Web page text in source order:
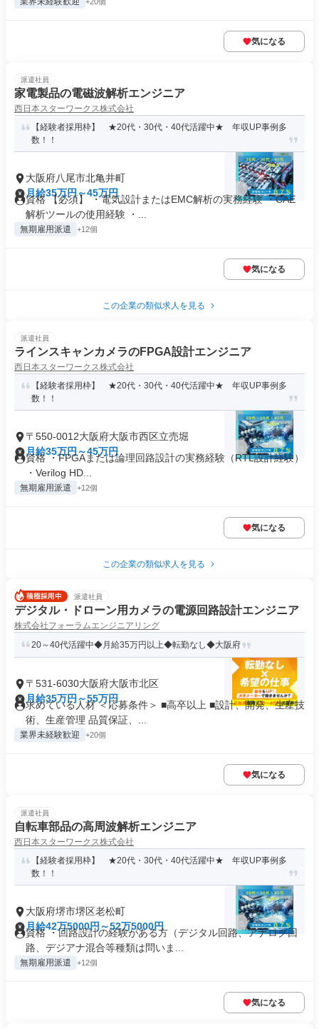
気になる
派遣社員
家電製品の電磁波解析エンジニア
西日本スターワークス株式会社
【経験者採用枠】 ★20代・30代・40代活躍中★ 年収UP事例多
数！！
大阪府八尾市北亀井町
月給35万円～45万円
資格 【必須】 ・電気設計またはEMC解析の実務経験 ・CAE
解析ツールの使用経験 ・...
無期雇用派遣 +12個
気になる
この企業の類似求人を見る
派遣社員
ラインスキャンカメラのFPGA設計エンジニア
西日本スターワークス株式会社
【経験者採用枠】 ★20代・30代・40代活躍中★ 年収UP事例多
数！！
〒550-0012大阪府大阪市西区立売堀
月給35万円～45万円
資格 ・FPGAまたは論理回路設計の実務経験（RTL設計経験）
・Verilog HD...
無期雇用派遣 +12個
気になる
この企業の類似求人を見る
派遣社員
デジタル・ドローン用カメラの電源回路設計エンジニア
株式会社フォーラムエンジニアリング
20～40代活躍中◆月給35万円以上◆転勤なし◆大阪府
〒531-6030大阪府大阪市北区
月給35万円～55万円
求めている人材 ＜応募条件＞ ■高卒以上 ■設計、開発、生産技
術、生産管理 品質保証、...
業界未経験歓迎 +20個
気になる
派遣社員
自転車部品の高周波解析エンジニア
西日本スターワークス株式会社
【経験者採用枠】 ★20代・30代・40代活躍中★ 年収UP事例多
数！！
大阪府堺市堺区老松町
月給42万5000円～52万5000円
資格 ・回路設計の経験がある方（デジタル回路、アナログ回
路、デジアナ混合等種類は問いま...
無期雇用派遣 +12個
気になる